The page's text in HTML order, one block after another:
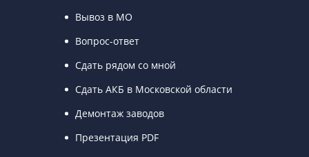
Вывоз в МО
Вопрос-ответ
Сдать рядом со мной
Сдать АКБ в Московской области
Демонтаж заводов
Презентация PDF